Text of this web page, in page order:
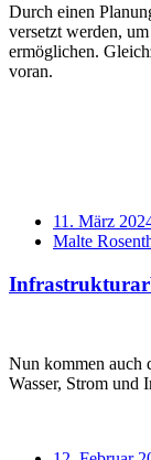
Durch einen
versetzt werden,
ermöglichen.
voran.
Verabredung
11. März
Verfasser
Malte
Nun kommen auch
Wasser, Strom und